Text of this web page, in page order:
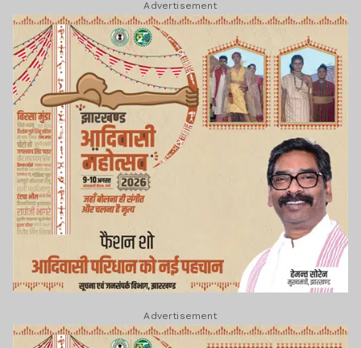
Advertisement
Advertisement